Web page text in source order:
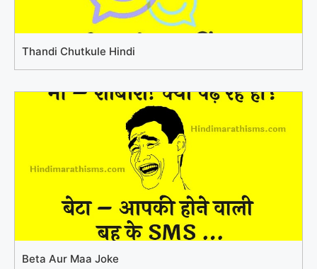
Thandi Chutkule Hindi
Beta Aur Maa Joke